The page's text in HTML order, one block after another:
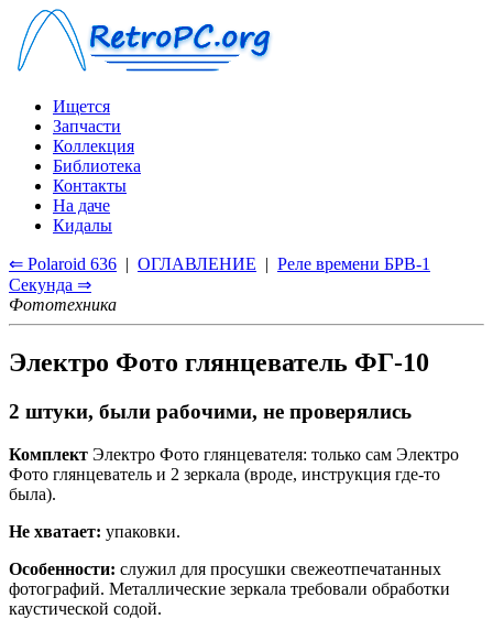
Ищется
Запчасти
Коллекция
Библиотека
Контакты
На даче
Кидалы
⇐ Polaroid 636 | ОГЛАВЛЕНИЕ | Реле времени БРВ-1
Секунда ⇒
Фототехника
Электро Фото глянцеватель ФГ-10
2 штуки, были рабочими, не проверялись
Комплект Электро Фото глянцевателя: только сам Электро
Фото глянцеватель и 2 зеркала (вроде, инструкция где-то
была).
Не хватает: упаковки.
Особенности: служил для просушки свежеотпечатанных
фотографий. Металлические зеркала требовали обработки
каустической содой.